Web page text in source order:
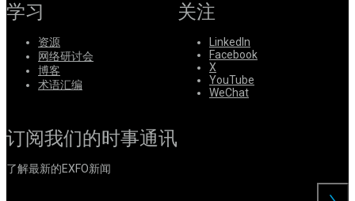
学习
资源
网络研讨会
博客
术语汇编
关注
LinkedIn
Facebook
X
YouTube
WeChat
订阅我们的时事通讯
了解最新的EXFO新闻